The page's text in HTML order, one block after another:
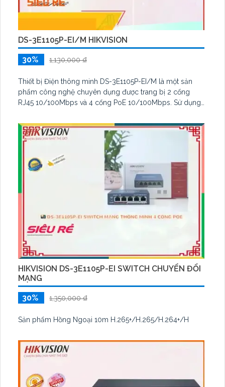
DS-3E1105P-EI/M HIKVISION
30% 1,130,000 ₫
Thiết bị Điện thông minh DS-3E1105P-EI/M là một sản
phẩm công nghệ chuyên dụng được trang bị 2 cổng
RJ45 10/100Mbps và 4 cổng PoE 10/100Mbps. Sử dụng
cấp nguồn cho các thiết bị PoE như camera, điểm truy
cập mạng, điện thoại IP.
Với 2 cổng RJ45 10/100Mbps, thiết bị DS-3E1105P-EI/M
có khả năng kết nối mạng nhanh chóng và ổn định
HIKVISION DS-3E1105P-EI SWITCH CHUYỂN ĐỔI
MẠNG
30% 1,350,000 ₫
Sản phẩm Hồng Ngoại 10m H.265+/H.265/H.264+/H